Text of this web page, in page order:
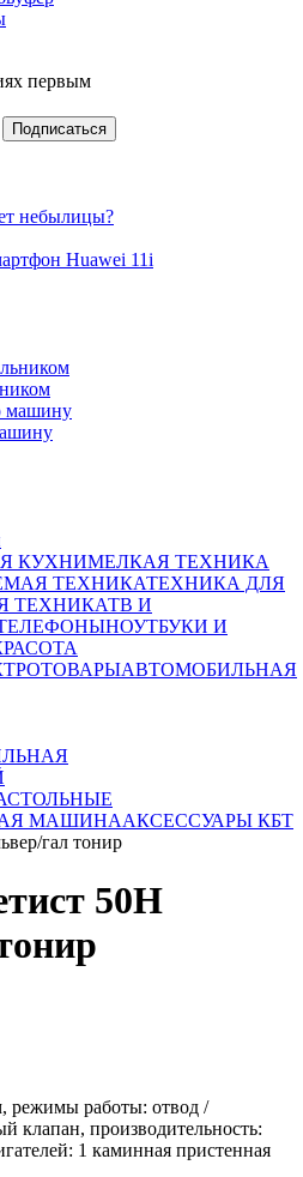
первым
небылицы?
Huawei 11i
КУХНИМЕЛКАЯ ТЕХНИКА
ТЕХНИКАТЕХНИКА ДЛЯ
ТЕХНИКАТВ И
НОУТБУКИ И
АВТОМОБИЛЬНАЯ
МАШИНААКСЕССУАРЫ КБТ
гал тонир
50Н
режимы работы: отвод /
клапан, производительность:
1 каминная пристенная